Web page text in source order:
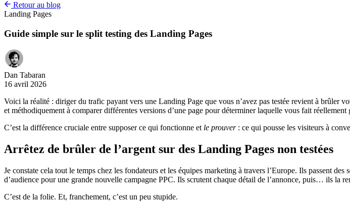
Retour au blog
Landing Pages
Guide simple sur le split testing des Landing Pages
Dan Tabaran
16 avril 2026
Voici la réalité : diriger du trafic payant vers une Landing Page que vous n’avez pas testée revient à brûler
et méthodiquement à comparer différentes versions d’une page pour déterminer laquelle vous fait réellement
C’est la différence cruciale entre supposer ce qui fonctionne et le prouver: ce qui pousse les visiteurs à
Arrêtez de brûler de l’argent sur des Landing Pages non testées
Je constate cela tout le temps chez les fondateurs et les équipes marketing à travers l’Europe. Ils passent
d’audience pour une grande nouvelle campagne PPC. Ils scrutent chaque détail de l’annonce, puis… ils la
C’est de la folie. Et, franchement, c’est un peu stupide.